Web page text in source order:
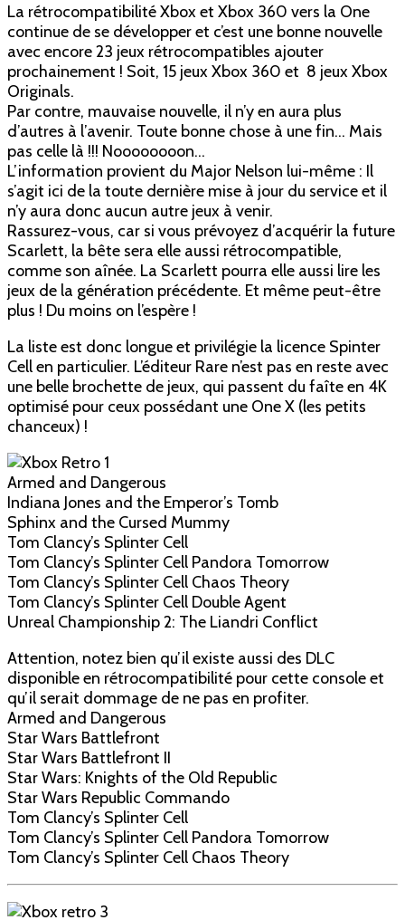
la
One
s’arrête
ici
La rétrocompatibilité Xbox et Xbox 360 vers la One
continue de se développer et c’est une bonne nouvelle
avec encore 23 jeux rétrocompatibles ajouter
prochainement ! Soit, 15 jeux Xbox 360 et 8 jeux Xbox
Originals.
Par contre, mauvaise nouvelle, il n’y en aura plus
d’autres à l’avenir. Toute bonne chose à une fin… Mais
pas celle là !!! Noooooooon…
L’information provient du Major Nelson lui-même : Il
s’agit ici de la toute dernière mise à jour du service et il
n’y aura donc aucun autre jeux à venir.
Rassurez-vous, car si vous prévoyez d’acquérir la future
Scarlett, la bête sera elle aussi rétrocompatible,
comme son aînée. La Scarlett pourra elle aussi lire les
jeux de la génération précédente. Et même peut-être
plus ! Du moins on l’espère !
La liste est donc longue et privilégie la licence Spinter
Cell en particulier. L’éditeur Rare n’est pas en reste avec
une belle brochette de jeux, qui passent du faîte en 4K
optimisé pour ceux possédant une One X (les petits
chanceux) !
Armed and Dangerous
Indiana Jones and the Emperor’s Tomb
Sphinx and the Cursed Mummy
Tom Clancy’s Splinter Cell
Tom Clancy’s Splinter Cell Pandora Tomorrow
Tom Clancy’s Splinter Cell Chaos Theory
Tom Clancy’s Splinter Cell Double Agent
Unreal Championship 2: The Liandri Conflict
Attention, notez bien qu’il existe aussi des DLC
disponible en rétrocompatibilité pour cette console et
qu’il serait dommage de ne pas en profiter.
Armed and Dangerous
Star Wars Battlefront
Star Wars Battlefront II
Star Wars: Knights of the Old Republic
Star Wars Republic Commando
Tom Clancy’s Splinter Cell
Tom Clancy’s Splinter Cell Pandora Tomorrow
Tom Clancy’s Splinter Cell Chaos Theory